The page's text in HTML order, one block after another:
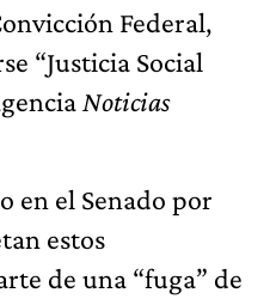
Federal,
“Justicia Social
Noticias
en el Senado por
estos
de una “fuga” de